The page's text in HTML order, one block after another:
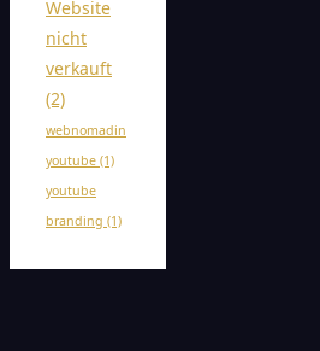
Website
nicht
verkauft
(2)
webnomadin
youtube (1)
youtube
branding (1)